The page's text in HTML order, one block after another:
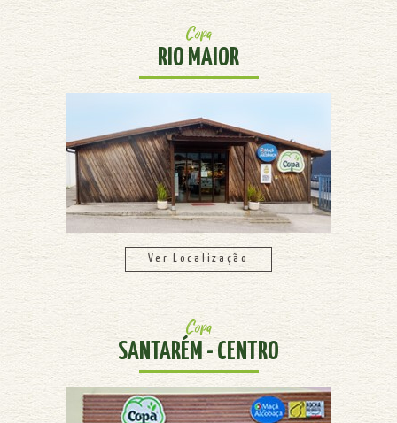
Copa
RIO MAIOR
Ver Localização
Copa
SANTARÉM - CENTRO